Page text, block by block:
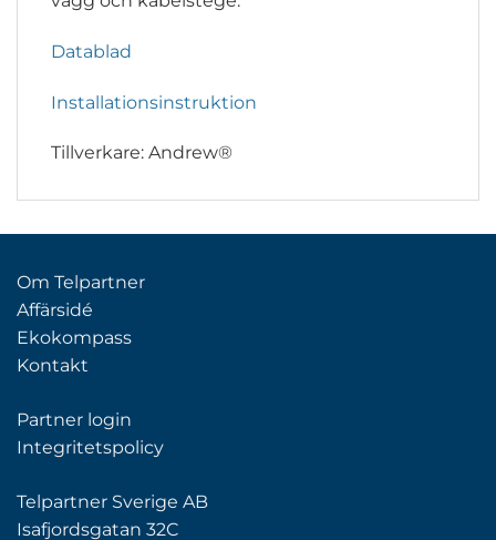
Datablad
Installationsinstruktion
Tillverkare: Andrew®
Om Telpartner
Affärsidé
Ekokompass
Kontakt
Partner login
Integritetspolicy
Telpartner Sverige AB
Isafjordsgatan 32C